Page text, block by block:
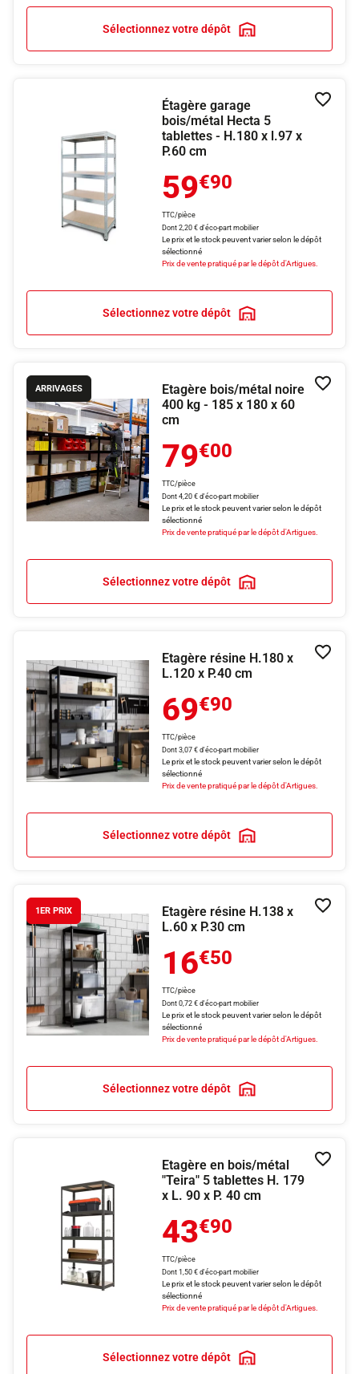
Sélectionnez votre dépôt
Étagère garage
bois/métal Hecta 5
tablettes - H.180 x l.97 x
P.60 cm
59€90
TTC/pièce
Dont 2,20 € d'éco-part mobilier
Le prix et le stock peuvent varier selon le dépôt
sélectionné
Prix de vente pratiqué par le dépôt d'Artigues.
Sélectionnez votre dépôt
ARRIVAGES
Etagère bois/métal noire
400 kg - 185 x 180 x 60
cm
79€00
TTC/pièce
Dont 4,20 € d'éco-part mobilier
Le prix et le stock peuvent varier selon le dépôt
sélectionné
Prix de vente pratiqué par le dépôt d'Artigues.
Sélectionnez votre dépôt
Etagère résine H.180 x
L.120 x P.40 cm
69€90
TTC/pièce
Dont 3,07 € d'éco-part mobilier
Le prix et le stock peuvent varier selon le dépôt
sélectionné
Prix de vente pratiqué par le dépôt d'Artigues.
Sélectionnez votre dépôt
1ER PRIX
Etagère résine H.138 x
L.60 x P.30 cm
16€50
TTC/pièce
Dont 0,72 € d'éco-part mobilier
Le prix et le stock peuvent varier selon le dépôt
sélectionné
Prix de vente pratiqué par le dépôt d'Artigues.
Sélectionnez votre dépôt
Etagère en bois/métal
"Teira" 5 tablettes H. 179
x L. 90 x P. 40 cm
43€90
TTC/pièce
Dont 1,50 € d'éco-part mobilier
Le prix et le stock peuvent varier selon le dépôt
sélectionné
Prix de vente pratiqué par le dépôt d'Artigues.
Sélectionnez votre dépôt